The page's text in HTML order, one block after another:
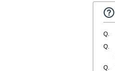
Q.
Q.
Q.